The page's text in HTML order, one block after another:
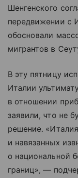
Шенгенского
передвижении с
обосновали
мигрантов в
В эту пятницу
Италии
в отношении
заявили, что не
решение.
и навязанных
о национальной
границ», —